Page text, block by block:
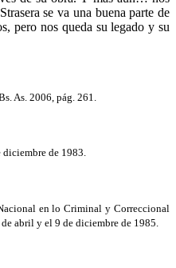
se va una buena parte de
pero nos queda su legado y su
As. 2006, pág. 261.
diciembre de 1983.
en lo Criminal y Correccional
abril y el 9 de diciembre de 1985.